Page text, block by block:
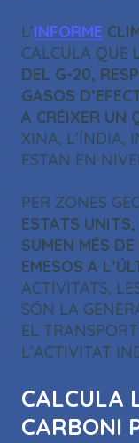
L’INFORME
CALCULA QUE
DEL G-20,
GASOS
A CRÉIXER UN
XINA, L’ÍNDIA,
ESTAN EN
PER ZONES
ESTATS
SUMEN MÉS
EMESOS A
ACTIVITATS,
SÓN LA
EL
L’ACTIVITAT
CALCULA
CARBONI